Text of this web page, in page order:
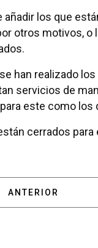
añadir los que
otros motivos,
han realizado
servicios de
este como
cerrados para
ARTÍCULO
ANTERIOR